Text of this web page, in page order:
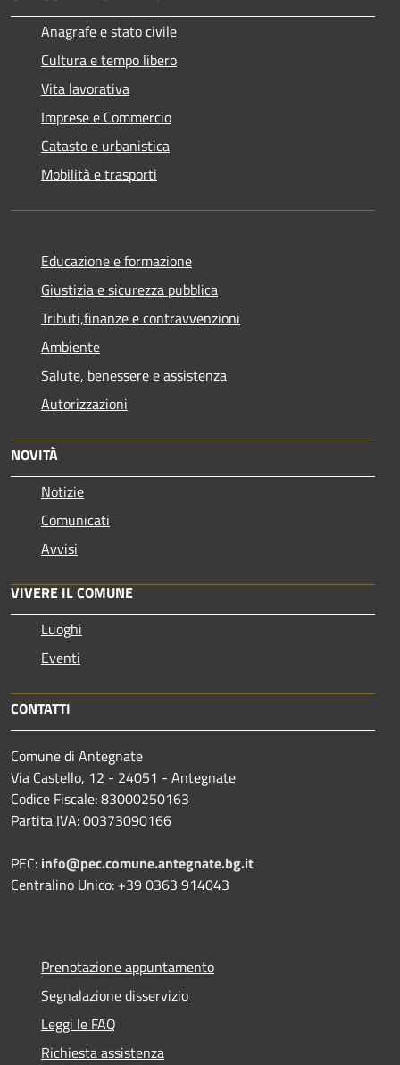
Anagrafe e stato civile
Cultura e tempo libero
Vita lavorativa
Imprese e Commercio
Catasto e urbanistica
Mobilità e trasporti
Educazione e formazione
Giustizia e sicurezza pubblica
Tributi,finanze e contravvenzioni
Ambiente
Salute, benessere e assistenza
Autorizzazioni
NOVITÀ
Notizie
Comunicati
Avvisi
VIVERE IL COMUNE
Luoghi
Eventi
CONTATTI
Comune di Antegnate
Via Castello, 12 - 24051 - Antegnate
Codice Fiscale: 83000250163
Partita IVA: 00373090166
PEC: info@pec.comune.antegnate.bg.it
Centralino Unico: +39 0363 914043
Prenotazione appuntamento
Segnalazione disservizio
Leggi le FAQ
Richiesta assistenza